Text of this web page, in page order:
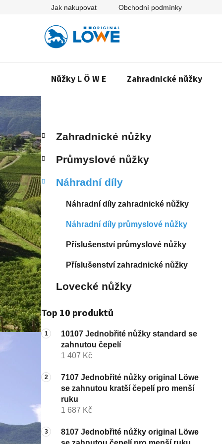
Jak nakupovat Obchodní podmínky
Nůžky L Ö W E Zahradnické nůžky
P
o
s
t
r
a
n
n
í
p
a
n
e
l
kategorie
K
a
t
e
g
o
r
i
e
Zahradnické nůžky
Průmyslové nůžky
Náhradní díly
Náhradní díly zahradnické nůžky
Náhradní díly průmyslové nůžky
Příslušenství průmyslové nůžky
Příslušenství zahradnické nůžky
Lovecké nůžky
Top 10 produktů
10107 Jednobřité nůžky standard se
zahnutou čepelí
1 407 Kč
7107 Jednobřité nůžky original Löwe
se zahnutou kratší čepelí pro menší
ruku
1 687 Kč
8107 Jednobřité nůžky original Löwe